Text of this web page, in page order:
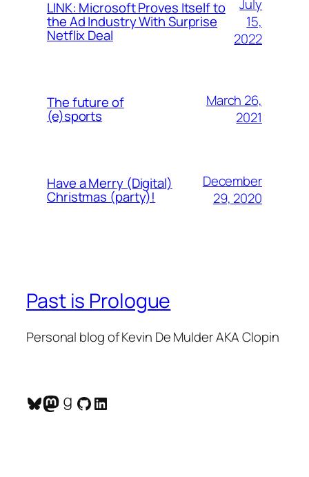
LINK: Microsoft Proves Itself to
the Ad Industry With Surprise
Netflix Deal
July
15,
2022
The future of
(e)sports
March 26,
2021
Have a Merry (Digital)
Christmas (party)!
December
29, 2020
Past is Prologue
Personal blog of Kevin De Mulder AKA Clopin
Bluesky
Mastodon
Goodreads
GitHub
LinkedIn